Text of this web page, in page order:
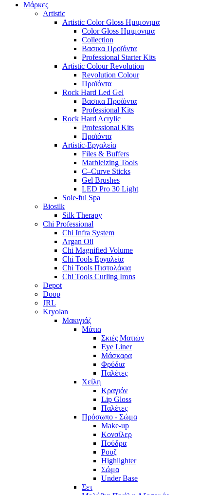
Μάρκες
Artistic
Artistic Color Gloss Ημιμονιμα
Color Gloss Ημιμονιμα
Collection
Βασικα Προϊόντα
Professional Starter Kits
Artistic Colour Revolution
Revolution Colour
Προϊόντα
Rock Hard Led Gel
Βασικα Προϊόντα
Professional Kits
Rock Hard Acrylic
Professional Kits
Προϊόντα
Artistic-Εργαλεία
Files & Buffers
Marbleizing Tools
C–Curve Sticks
Gel Brushes
LED Pro 30 Light
Sole-ful Spa
Biosilk
Silk Therapy
Chi Professional
Chi Infra System
Argan Oil
Chi Magnified Volume
Chi Tools Εργαλεία
Chi Tools Πιστολάκια
Chi Tools Curling Irons
Depot
Doop
JRL
Kryolan
Μακιγιάζ
Μάτια
Σκιές Ματιών
Eye Liner
Μάσκαρα
Φρύδια
Παλέτες
Χείλη
Κραγιόν
Lip Gloss
Παλέτες
Πρόσωπο - Σώμα
Make-up
Κονσίλερ
Πούδρα
Ρουζ
Highlighter
Σώμα
Under Base
Σετ